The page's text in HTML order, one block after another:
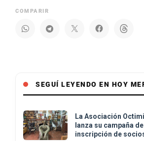
COMPARIR
SEGUÍ LEYENDO EN HOY
La Asociación
lanza su campaña de
inscripción de